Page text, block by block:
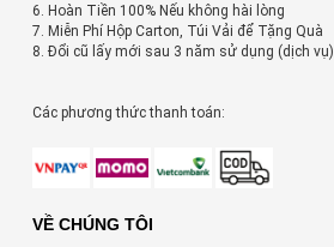
6. Hoàn Tiền 100% Nếu không hài lòng
7. Miễn Phí Hộp Carton, Túi Vải để Tặng Quà
8. Đổi cũ lấy mới sau 3 năm sử dụng (dịch vụ)
Các phương thức thanh toán:
VỀ CHÚNG TÔI